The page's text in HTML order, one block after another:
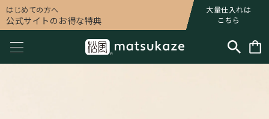
はじめての方へ
公式サイトのお得な特典
大量仕入れは
こちら